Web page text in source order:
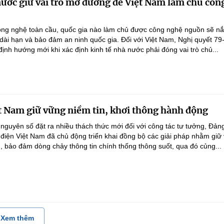
nghệ toàn cầu, quốc gia nào làm chủ được công nghệ nguồn sẽ
hạn và bảo đảm an ninh quốc gia. Đối với Việt Nam, Nghị quyết 79-
hướng mới khi xác định kinh tế nhà nước phải đóng vai trò chủ...
Nam giữ vững niềm tin, khơi thông hành động
số đặt ra nhiều thách thức mới đối với công tác tư tưởng,
Việt Nam đã chủ động triển khai đồng bộ các giải pháp nhằm giữ
bảo đảm dòng chảy thông tin chính thống thông suốt, qua đó củng...
Xem thêm